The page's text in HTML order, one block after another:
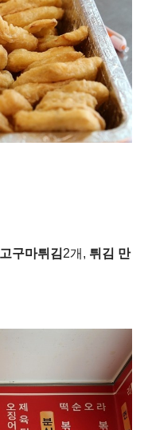
고구마튀김2개, 튀김 만